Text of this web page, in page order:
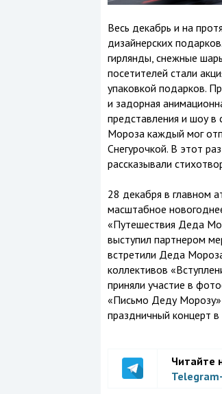
Весь декабрь и на
дизайнерских
гирлянды, снежные
посетителей стали
упаковкой подарков.
и задорная
представления и шоу
Мороза каждый мог
Снегурочкой. В этот
рассказывали
28 декабря в главном
масштабное
«Путешествия Деда
выступил партнером
встретили Деда
коллективов
приняли участие в
«Письмо Деду
праздничный концерт
Читайте